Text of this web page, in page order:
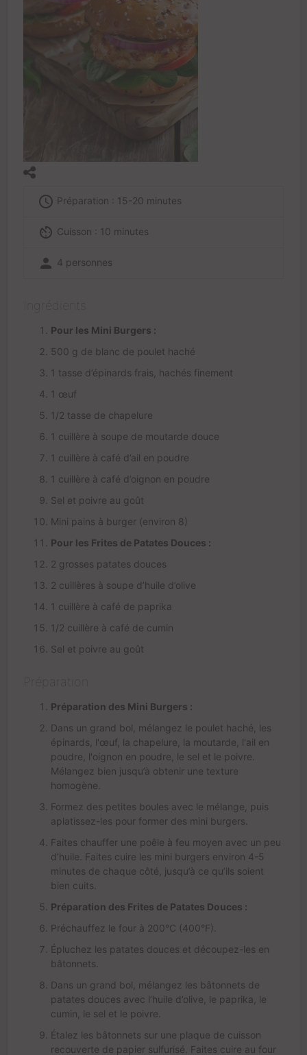
access_time Préparation : 15-20 minutes
av_timer Cuisson : 10 minutes
person 4 personnes
Pour les Mini Burgers :
500 g de blanc de poulet haché
1 tasse d’épinards frais, hachés finement
1 œuf
1/2 tasse de chapelure
1 cuillère à soupe de moutarde douce
1 cuillère à café d’ail en poudre
1 cuillère à café d’oignon en poudre
Sel et poivre au goût
Mini pains à burger (environ 8)
Pour les Frites de Patates Douces :
2 grosses patates douces
2 cuillères à soupe d’huile d’olive
1 cuillère à café de paprika
1/2 cuillère à café de cumin
Sel et poivre au goût
Préparation
Préparation des Mini Burgers :
Dans un grand bol, mélangez le poulet haché, les
épinards, l'œuf, la chapelure, la moutarde, l'ail en
poudre, l'oignon en poudre, le sel et le poivre.
Mélangez bien jusqu’à obtenir une texture
homogène.
Formez des petites boules avec le mélange, puis
aplatissez-les pour former des mini burgers.
Faites chauffer une poêle à feu moyen avec un peu
d’huile. Faites cuire les mini burgers environ 4-5
minutes de chaque côté, jusqu’à ce qu’ils soient
bien cuits.
Préparation des Frites de Patates Douces :
Préchauffez le four à 200°C (400°F).
Épluchez les patates douces et découpez-les en
bâtonnets.
Dans un grand bol, mélangez les bâtonnets de
patates douces avec l’huile d’olive, le paprika, le
cumin, le sel et le poivre.
Étalez les bâtonnets sur une plaque de cuisson
recouverte de papier sulfurisé. Faites cuire au four